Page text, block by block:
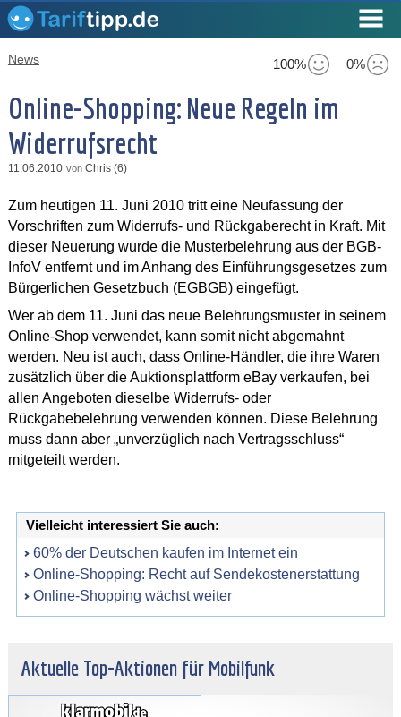
100% 0%
News
Online-Shopping: Neue Regeln im
Widerrufsrecht
11.06.2010 von Chris (6)
Zum heutigen 11. Juni 2010 tritt eine Neufassung der
Vorschriften zum Widerrufs- und Rückgaberecht in Kraft. Mit
dieser Neuerung wurde die Musterbelehrung aus der BGB-
InfoV entfernt und im Anhang des Einführungsgesetzes zum
Bürgerlichen Gesetzbuch (EGBGB) eingefügt.
Wer ab dem 11. Juni das neue Belehrungsmuster in seinem
Online-Shop verwendet, kann somit nicht abgemahnt
werden. Neu ist auch, dass Online-Händler, die ihre Waren
zusätzlich über die Auktionsplattform eBay verkaufen, bei
allen Angeboten dieselbe Widerrufs- oder
Rückgabebelehrung verwenden können. Diese Belehrung
muss dann aber „unverzüglich nach Vertragsschluss“
mitgeteilt werden.
Vielleicht interessiert Sie auch:
60% der Deutschen kaufen im Internet ein
Online-Shopping: Recht auf Sendekostenerstattung
Online-Shopping wächst weiter
Aktuelle Top-Aktionen für Mobilfunk